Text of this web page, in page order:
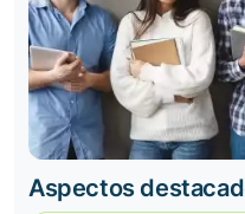
Aspectos